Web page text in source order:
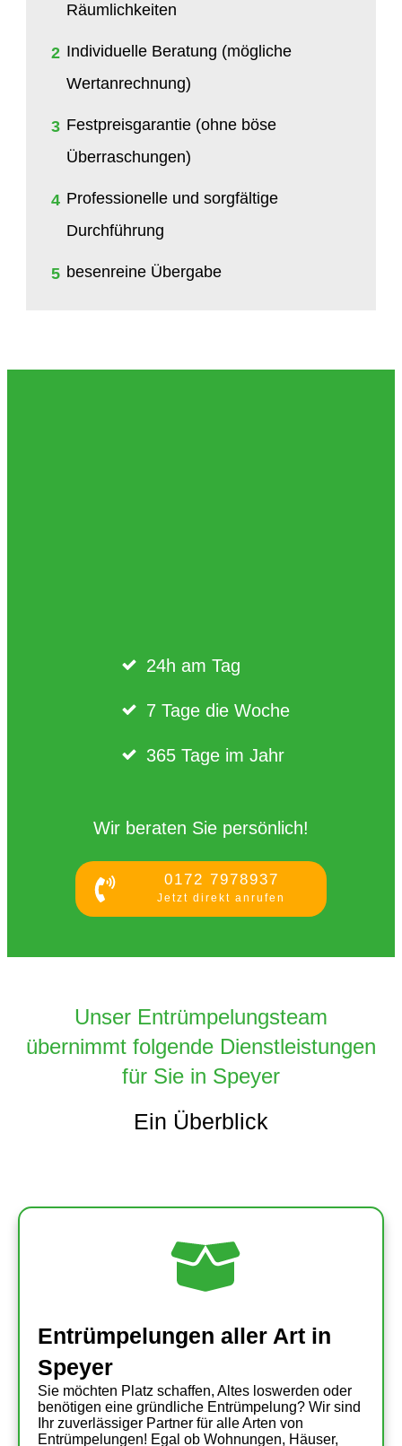
Räumlichkeiten
2 Individuelle Beratung (mögliche
Wertanrechnung)
3 Festpreisgarantie (ohne böse
Überraschungen)
4 Professionelle und sorgfältige
Durchführung
5 besenreine Übergabe
24h am Tag
7 Tage die Woche
365 Tage im Jahr
Wir beraten Sie persönlich!
0172 7978937
Jetzt direkt anrufen
Unser Entrümpelungsteam
übernimmt folgende Dienstleistungen
für Sie in Speyer
Ein Überblick
Entrümpelungen aller Art in
Speyer
Sie möchten Platz schaffen, Altes loswerden oder
benötigen eine gründliche Entrümpelung? Wir sind
Ihr zuverlässiger Partner für alle Arten von
Entrümpelungen! Egal ob Wohnungen, Häuser,